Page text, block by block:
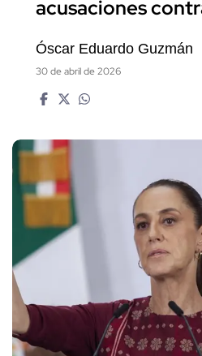
acusaciones
Óscar Eduardo Guzmán
30 de abril de 2026